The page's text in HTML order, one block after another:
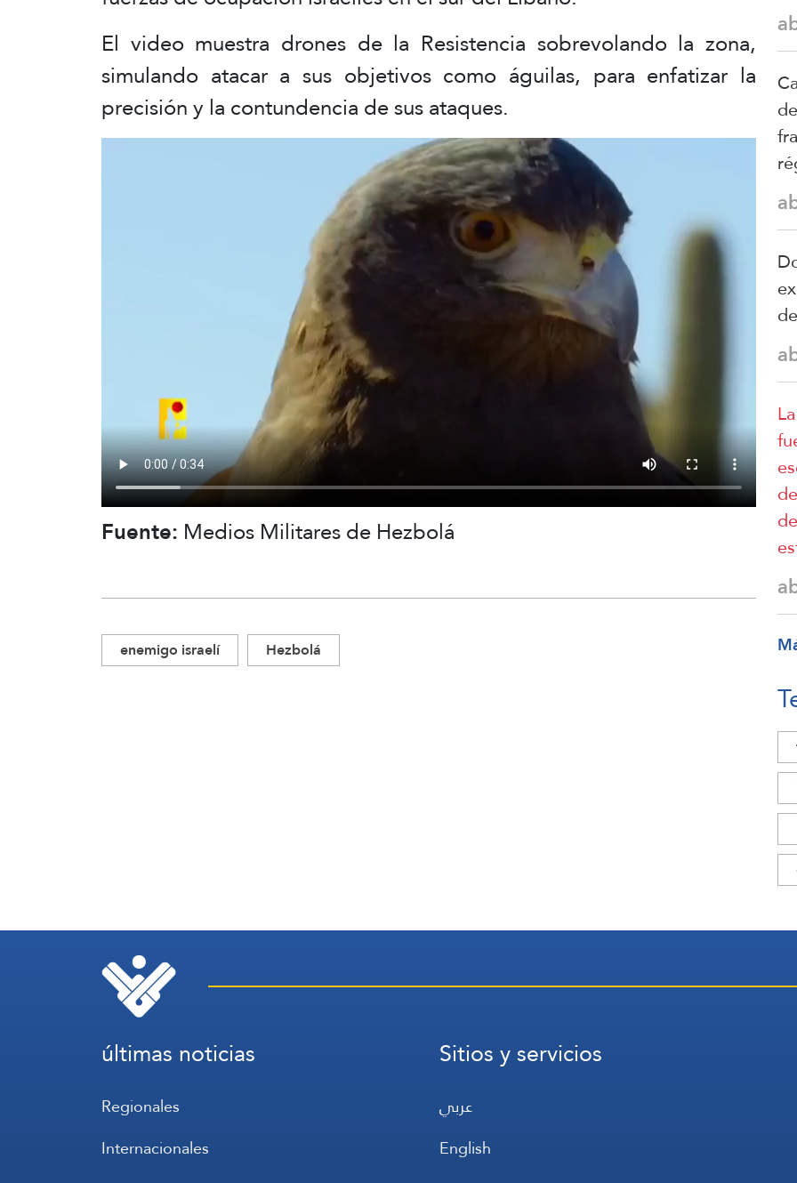
El video muestra drones de la Resistencia sobrevolando la zona,
simulando atacar a sus objetivos como águilas, para enfatizar la
precisión y la contundencia de sus ataques.
Fuente: Medios Militares de Hezbolá
enemigo israelí Hezbolá
últimas noticias
Regionales
Internacionales
Sitios y servicios
عربي
English